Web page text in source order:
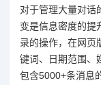
对于管理大量对话
变是信息密度的提
录的操作，在网页
键词、日期范围、
包含5000+条消息